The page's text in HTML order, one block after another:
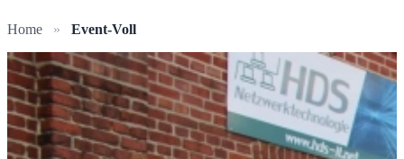
Home » Event-Voll